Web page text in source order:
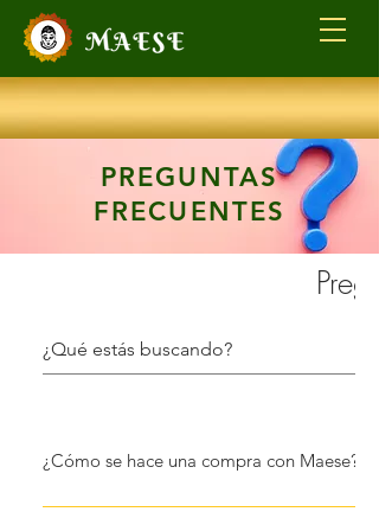
PREGUNTAS
FRECUENTES
¿Cómo se hace una compra con Maese?
Para comprar nuestros productos